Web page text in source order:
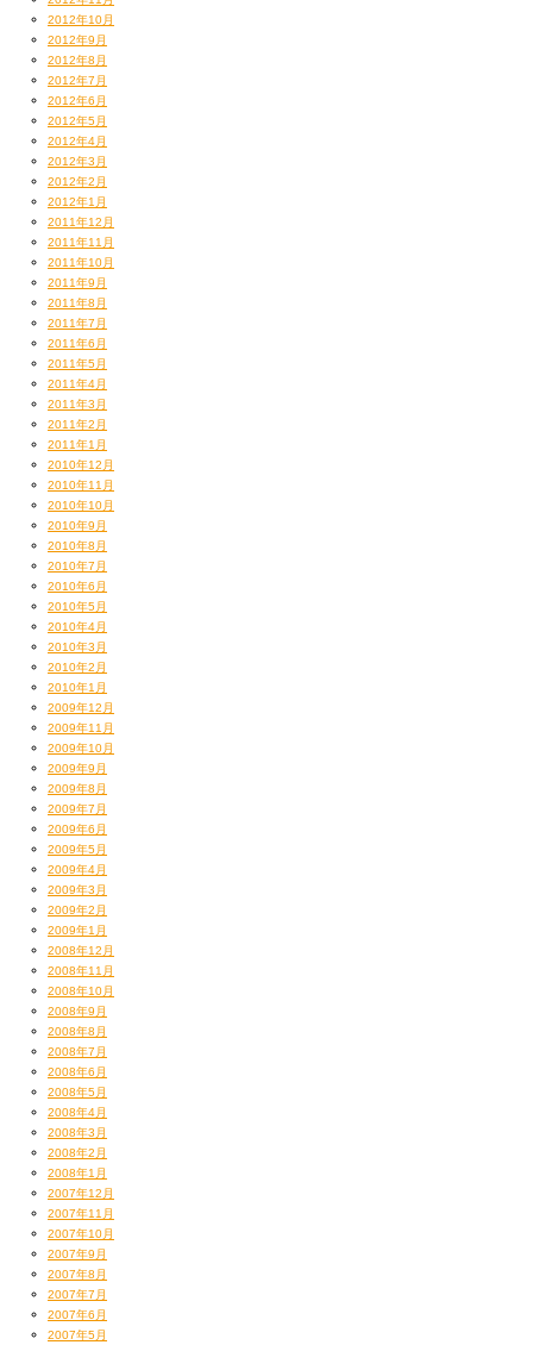
2012年10月
2012年9月
2012年8月
2012年7月
2012年6月
2012年5月
2012年4月
2012年3月
2012年2月
2012年1月
2011年12月
2011年11月
2011年10月
2011年9月
2011年8月
2011年7月
2011年6月
2011年5月
2011年4月
2011年3月
2011年2月
2011年1月
2010年12月
2010年11月
2010年10月
2010年9月
2010年8月
2010年7月
2010年6月
2010年5月
2010年4月
2010年3月
2010年2月
2010年1月
2009年12月
2009年11月
2009年10月
2009年9月
2009年8月
2009年7月
2009年6月
2009年5月
2009年4月
2009年3月
2009年2月
2009年1月
2008年12月
2008年11月
2008年10月
2008年9月
2008年8月
2008年7月
2008年6月
2008年5月
2008年4月
2008年3月
2008年2月
2008年1月
2007年12月
2007年11月
2007年10月
2007年9月
2007年8月
2007年7月
2007年6月
2007年5月